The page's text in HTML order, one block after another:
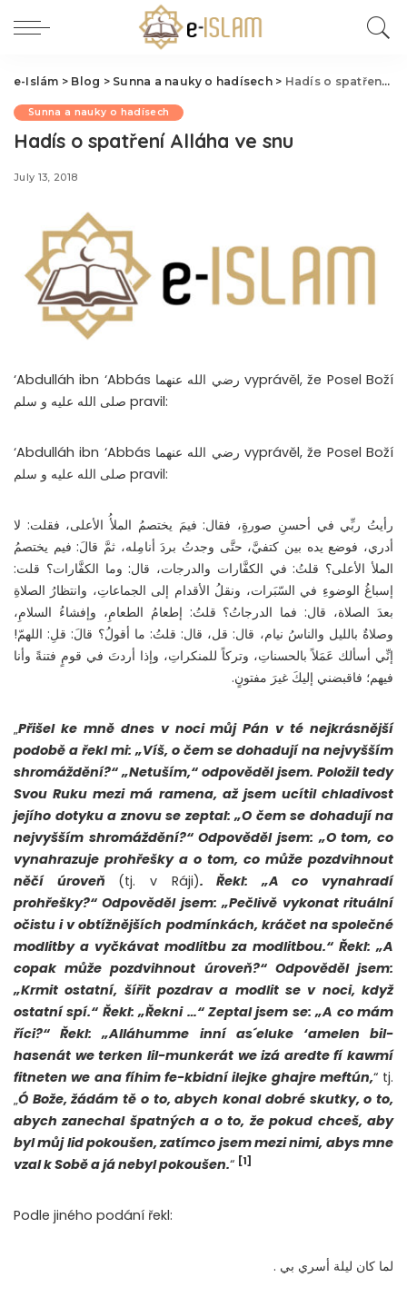
e-Islám > Blog > Sunna a nauky o hadísech> Hadís o spatření Alláha ve snu
Sunna a nauky o hadísech
Hadís o spatření Alláha ve snu
July 13, 2018
‘Abdulláh ibn ‘Abbás رضي الله عنهما vyprávěl, že Posel Boží
صلى الله عليه و سلم pravil:
‘Abdulláh ibn ‘Abbás رضي الله عنهما vyprávěl, že Posel Boží
صلى الله عليه و سلم pravil:
رأيتُ ربِّي في أحسنِ صورةٍ، فقال: فيمَ يختصمُ الملأُ الأعلى، فقلت: لا
أدري، فوضع يده بين كتفيَّ، حتَّى وجدتُ بردَ أنامِله، ثمَّ قالَ: فيم يختصمُ
الملأ الأعلى؟ قلتُ: في الكفَّارات والدرجات، قال: وما الكفَّارات؟ قلت:
إسباغُ الوضوءِ في السّبَرات، ونقلُ الأقدام إلى الجماعاتِ، وانتظارُ الصلاةِ
بعدَ الصلاة، قال: فما الدرجاتُ؟ قلتُ: إطعامُ الطعامِ، وإفشاءُ السلامِ،
وصلاةٌ بالليل والناسُ نيام، قال: قل، قال: قلتُ: ما أقولُ؟ قالَ: قلِ: اللهمّ!
إنِّي أسألك عَمَلاً بالحسناتِ، وتركاً للمنكراتِ، وإذا أردتَ في قومٍ فتنةً وأنا
فيهم؛ فاقبضني إليكَ غيرَ مفتونٍ.
„Přišel ke mně dnes v noci můj Pán v té nejkrásnější
podobě a řekl mi: „Víš, o čem se dohadují na nejvyšším
shromáždění?“ „Netuším,“ odpověděl jsem. Položil tedy
Svou Ruku mezi má ramena, až jsem ucítil chladivost
jejího dotyku a znovu se zeptal: „O čem se dohadují na
nejvyšším shromáždění?“ Odpověděl jsem: „O tom, co
vynahrazuje prohřešky a o tom, co může pozdvihnout
něčí úroveň (tj. v Ráji). Řekl: „A co vynahradí
prohřešky?“ Odpověděl jsem: „Pečlivě vykonat rituální
očistu i v obtížnějších podmínkách, kráčet na společné
modlitby a vyčkávat modlitbu za modlitbou.“ Řekl: „A
copak může pozdvihnout úroveň?“ Odpověděl jsem:
„Krmit ostatní, šířit pozdrav a modlit se v noci, když
ostatní spí.“ Řekl: „Řekni …“ Zeptal jsem se: „A co mám
říci?“ Řekl: „Alláhumme inní as´eluke ‘amelen bil-
hasenát we terken lil-munkerát we izá aredte fí kawmí
fitneten we ana fíhim fe-kbidní ilejke ghajre meftún,“ tj.
„Ó Bože, žádám tě o to, abych konal dobré skutky, o to,
abych zanechal špatných a o to, že pokud chceš, aby
byl můj lid pokoušen, zatímco jsem mezi nimi, abys mne
vzal k Sobě a já nebyl pokoušen.“ [1]
Podle jiného podání řekl:
لما كان ليلة أسري بي .